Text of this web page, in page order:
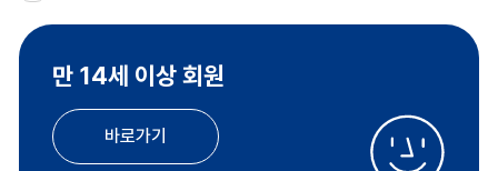
만 14세 이상 회원
바로가기